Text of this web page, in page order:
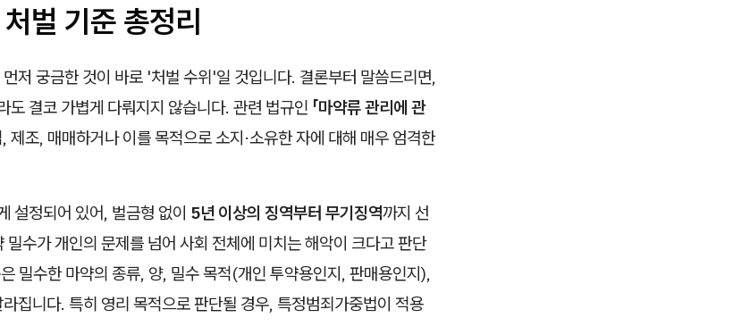
벌 기준 총정리
저 궁금한 것이 바로 '처벌 수위'일 것입니다. 결론부터 말씀드리면,
도 결코 가볍게 다뤄지지 않습니다. 관련 법규인 「마약류 관리에 관
제조, 매매하거나 이를 목적으로 소지·소유한 자에 대해 매우 엄격한
설정되어 있어, 벌금형 없이 5년 이상의 징역부터 무기징역까지 선
밀수가 개인의 문제를 넘어 사회 전체에 미치는 해악이 크다고 판단
밀수한 마약의 종류, 양, 밀수 목적(개인 투약용인지, 판매용인지),
집니다. 특히 영리 목적으로 판단될 경우, 특정범죄가중법이 적용